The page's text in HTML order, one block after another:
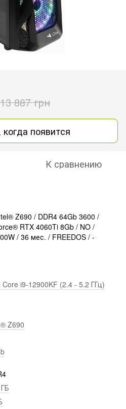
887 грн
появится
К сравнению
Z690 / DDR4 64Gb 3600 /
RTX 4060Ti 8Gb / NO /
/ 36 мес. / FREEDOS / -
Core i9-12900KF (2.4 - 5.2 ГГц)
Z690